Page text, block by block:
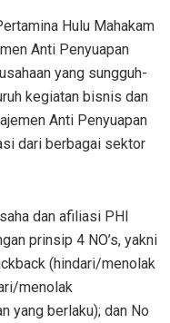
Hulu Mahakam
Anti Penyuapan
yang sungguh-
kegiatan bisnis dan
Anti Penyuapan
dari berbagai sektor
dan afiliasi PHI
prinsip 4 NO’s, yakni
(hindari/menolak
menolak
yang berlaku); dan No